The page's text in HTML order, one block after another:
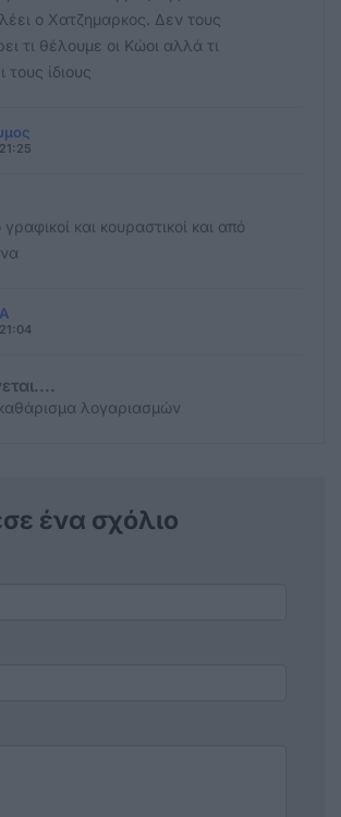
λέει ο Χατζημαρκος. Δεν τους
τι θέλουμε οι Κώοι αλλά τι
τους ίδιους
γραφικοί και κουραστικοί και από
λογαριασμών
ένα σχόλιο